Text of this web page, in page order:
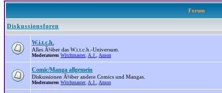
Forum
Diskussionsforen
W.i.t.c.h.
Alles Ã¼ber das W.i.t.c.h.-Universum.
Moderatoren Witchmaster, A.J. Amon
Comic/Manga allgemein
Diskussionen Ã¼ber andere Comics und Mangas.
Moderatoren Witchmaster, A.J. Amon